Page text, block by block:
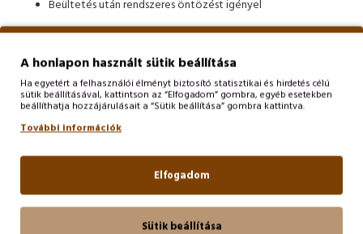
Beültetés után rendszeres öntözést igényel
Későbbjól tűri a szárazságot, de hosszan tartó aszályban
meghálálja a locsolást
Metszés:
Az elnyílt virágok rendszeres eltávolításaújabb virágzásra
ösztönzi
Ősszel vagy kora tavasszal a föld felett 5–10 cm-re vágd
Fagytűrés:
A honlapon használt sütik beállítása
Ha egyetért a felhasználói élményt biztosító statisztikai és hirdetés célú
sütik beállításával, kattintson az “Elfogadom” gombra, egyéb esetekben
beállíthatja hozzájárulásait a “Sütik beállítása” gombra kattintva.
További információk
Elfogadom
Sütik beállítása